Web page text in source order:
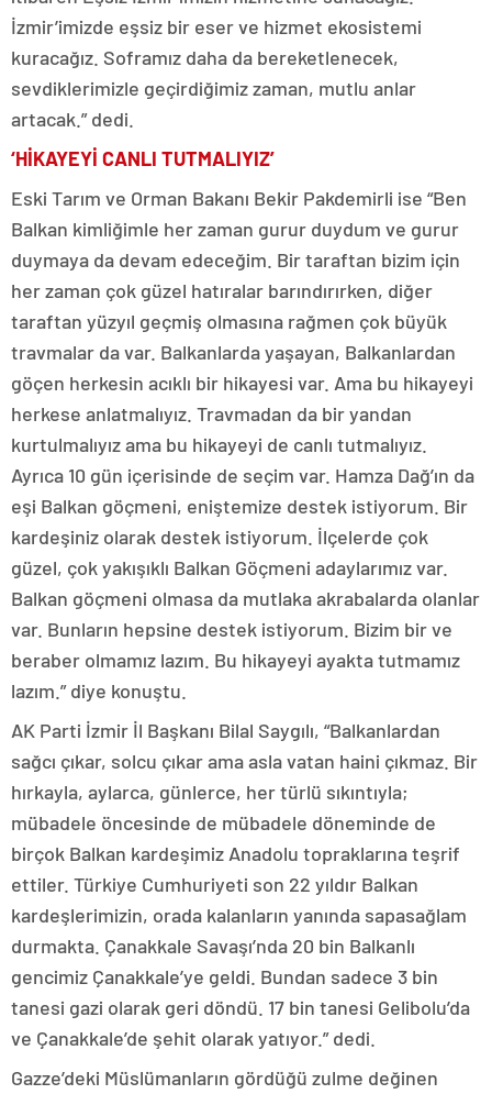
İzmir’imizde eşsiz bir eser ve hizmet ekosistemi
kuracağız. Soframız daha da bereketlenecek,
sevdiklerimizle geçirdiğimiz zaman, mutlu anlar
artacak.” dedi.
‘HİKAYEYİ CANLI TUTMALIYIZ’
Eski Tarım ve Orman Bakanı Bekir Pakdemirli ise “Ben
Balkan kimliğimle her zaman gurur duydum ve gurur
duymaya da devam edeceğim. Bir taraftan bizim için
her zaman çok güzel hatıralar barındırırken, diğer
taraftan yüzyıl geçmiş olmasına rağmen çok büyük
travmalar da var. Balkanlarda yaşayan, Balkanlardan
göçen herkesin acıklı bir hikayesi var. Ama bu hikayeyi
herkese anlatmalıyız. Travmadan da bir yandan
kurtulmalıyız ama bu hikayeyi de canlı tutmalıyız.
Ayrıca 10 gün içerisinde de seçim var. Hamza Dağ’ın da
eşi Balkan göçmeni, eniştemize destek istiyorum. Bir
kardeşiniz olarak destek istiyorum. İlçelerde çok
güzel, çok yakışıklı Balkan Göçmeni adaylarımız var.
Balkan göçmeni olmasa da mutlaka akrabalarda olanlar
var. Bunların hepsine destek istiyorum. Bizim bir ve
beraber olmamız lazım. Bu hikayeyi ayakta tutmamız
lazım.” diye konuştu.
AK Parti İzmir İl Başkanı Bilal Saygılı, “Balkanlardan
sağcı çıkar, solcu çıkar ama asla vatan haini çıkmaz. Bir
hırkayla, aylarca, günlerce, her türlü sıkıntıyla;
mübadele öncesinde de mübadele döneminde de
birçok Balkan kardeşimiz Anadolu topraklarına teşrif
ettiler. Türkiye Cumhuriyeti son 22 yıldır Balkan
kardeşlerimizin, orada kalanların yanında sapasağlam
durmakta. Çanakkale Savaşı’nda 20 bin Balkanlı
gencimiz Çanakkale’ye geldi. Bundan sadece 3 bin
tanesi gazi olarak geri döndü. 17 bin tanesi Gelibolu’da
ve Çanakkale’de şehit olarak yatıyor.” dedi.
Gazze’deki Müslümanların gördüğü zulme değinen